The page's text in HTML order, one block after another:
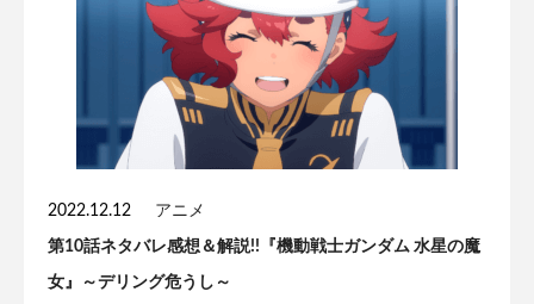
2022.12.12 アニメ
第10話ネタバレ感想＆解説!!『機動戦士ガンダム 水星の魔
女』～デリング危うし～